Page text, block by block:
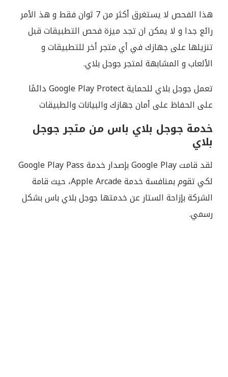
هذا الفحص لا يستغرق أكثر من 7 ثوان فقط و هذ الأمر
رائع جدا و لا يمكن ان تجد ميزة فحص التطبيقات قبل
تنزيلها على جهازك في أي متجر أخر للتطبيقات و
الألعاب و المشابهة لمتجر جوجل بلاي.
تعمل جوجل بلاي للحماية Google Play Protect دائمًا
على الحفاظ على أمان جهازك والبيانات والطبيقات
خدمة جوجل بلاي باس من متجر جوجل
بلاي
لقد قامت Google Play بإصدار خدمة Google Play Pass
لكي تقوم بمنافسة خدمة Apple Arcade، حيث قامة
الشركة بإزاحة الستار عن خدمتها جوجل بلاي باس بشكل
رسمي.